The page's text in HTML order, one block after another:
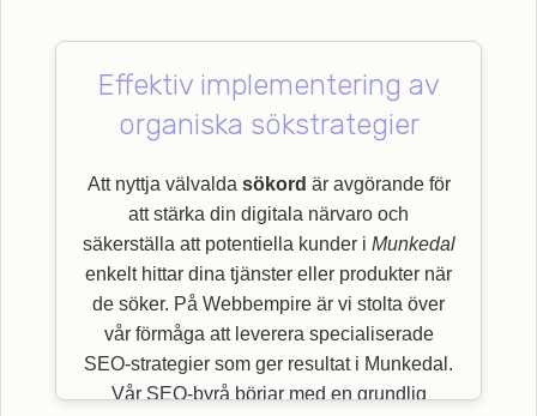
Effektiv implementering av
organiska sökstrategier
Att nyttja välvalda sökord är avgörande för
att stärka din digitala närvaro och
säkerställa att potentiella kunder i Munkedal
enkelt hittar dina tjänster eller produkter när
de söker. På Webbempire är vi stolta över
vår förmåga att leverera specialiserade
SEO-strategier som ger resultat i Munkedal.
Vår SEO-byrå börjar med en grundlig